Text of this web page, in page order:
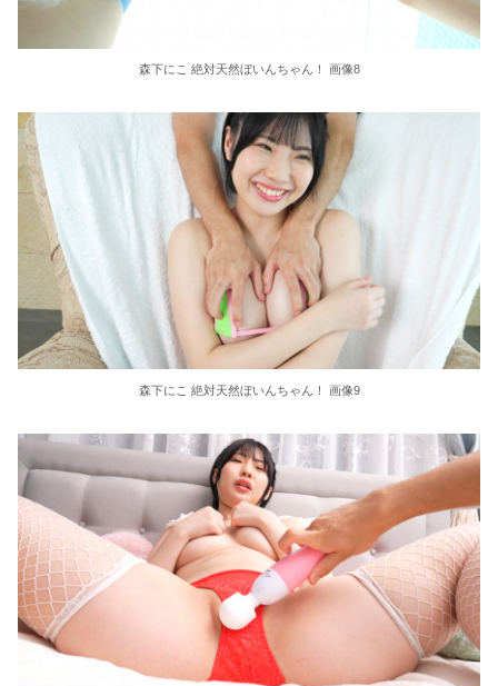
森下にこ 絶対天然ぼいんちゃん！ 画像8
森下にこ 絶対天然ぼいんちゃん！ 画像9